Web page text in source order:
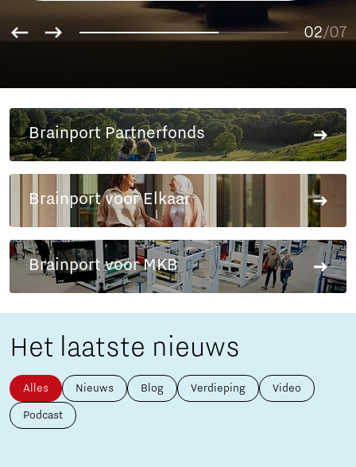
01
02
06
07
/07
Brainport Partnerfonds
Brainport voor Elkaar
Brainport voor MKB
Het laatste nieuws
Alles Nieuws Blog Verdieping Video
Podcast